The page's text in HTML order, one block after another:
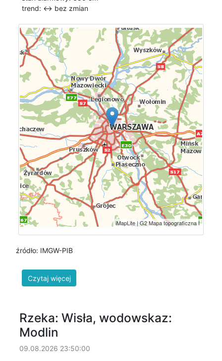
trend: ↔ bez zmian
źródło: IMGW-PIB
Rzeka: Wisła, wodowskaz:
Modlin
09.08.2026 23:50:00